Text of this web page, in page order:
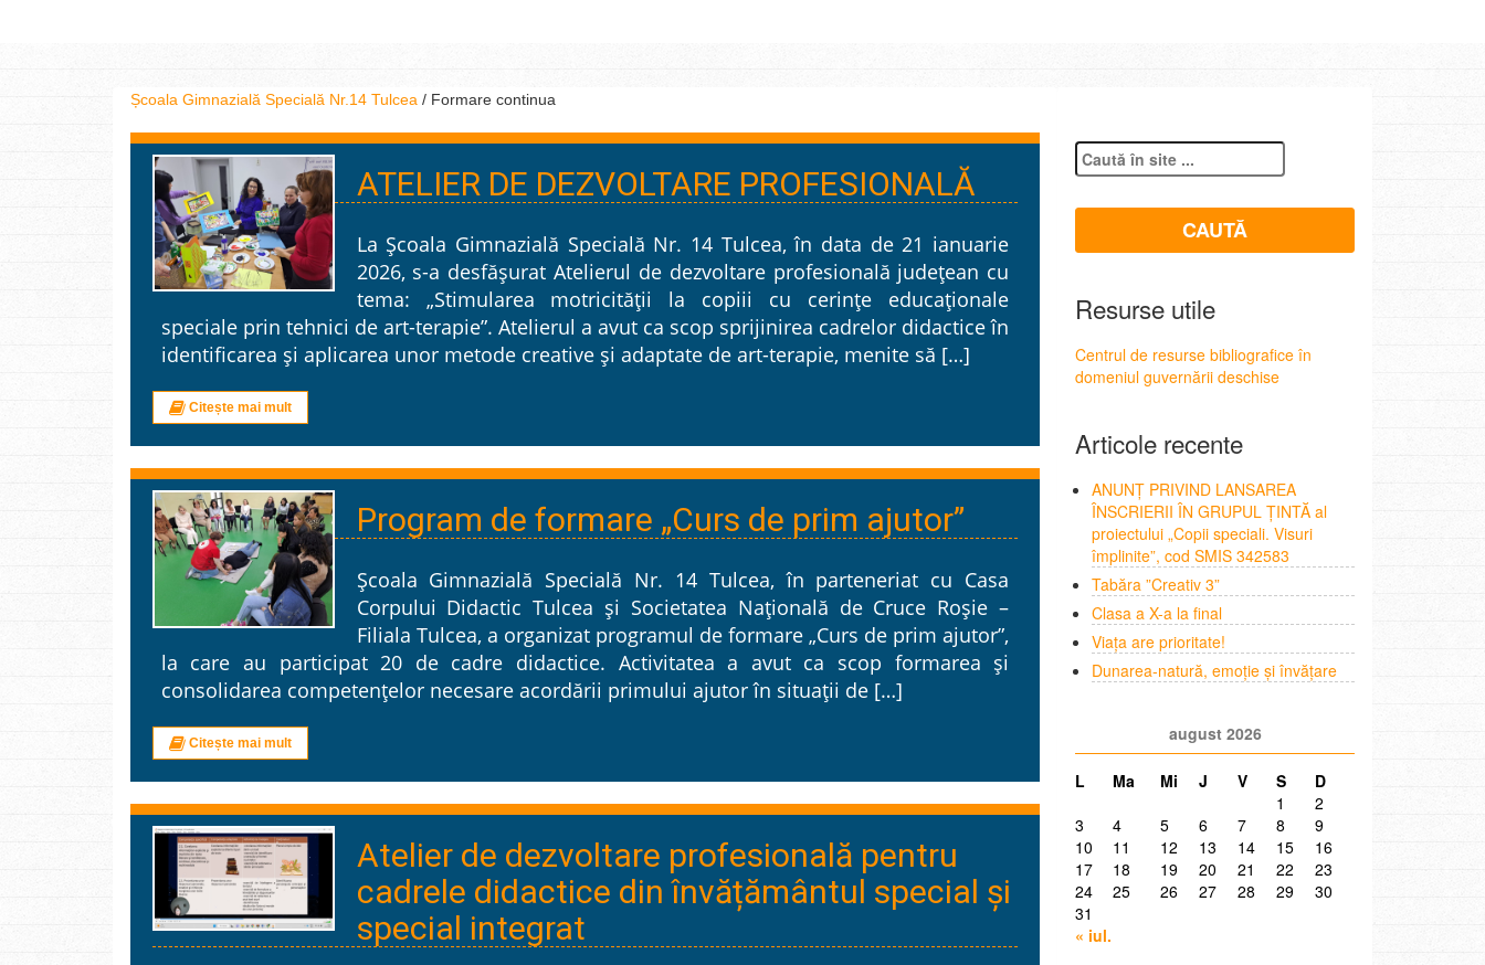
Școala Gimnazială Specială Nr.14 Tulcea / Formare continua
ATELIER DE DEZVOLTARE PROFESIONALĂ
La Școala Gimnazială Specială Nr. 14 Tulcea, în data de 21 ianuarie
2026, s-a desfășurat Atelierul de dezvoltare profesională județean cu
tema: „Stimularea motricității la copiii cu cerințe educaționale
speciale prin tehnici de art-terapie”. Atelierul a avut ca scop sprijinirea cadrelor didactice în
identificarea și aplicarea unor metode creative și adaptate de art-terapie, menite să […]
Citește mai mult
Program de formare „Curs de prim ajutor”
Școala Gimnazială Specială Nr. 14 Tulcea, în parteneriat cu Casa
Corpului Didactic Tulcea și Societatea Națională de Cruce Roșie –
Filiala Tulcea, a organizat programul de formare „Curs de prim ajutor”,
la care au participat 20 de cadre didactice. Activitatea a avut ca scop formarea și
consolidarea competențelor necesare acordării primului ajutor în situații de […]
Citește mai mult
Atelier de dezvoltare profesională pentru
cadrele didactice din învățământul special și
special integrat
Resurse utile
Centrul de resurse bibliografice în
domeniul guvernării deschise
Articole recente
ANUNȚ PRIVIND LANSAREA
ÎNSCRIERII ÎN GRUPUL ȚINTĂ al
proiectului „Copii speciali. Visuri
împlinite”, cod SMIS 342583
Tabăra ”Creativ 3”
Clasa a X-a la final
Viața are prioritate!
Dunarea-natură, emoție și învățare
august 2026
L Ma Mi J V S
D
1
2
3
4 5 6 7 8
9
10
11 12 13 14 15
16
17
18 19 20 21 22
23
24
25 26 27 28 29
30
31
« iul.